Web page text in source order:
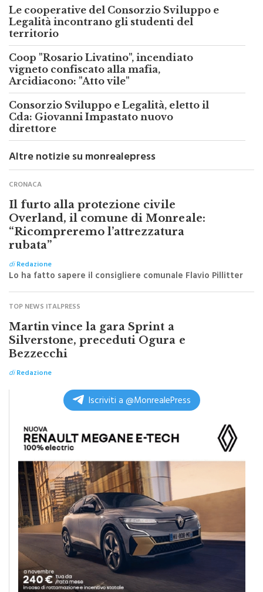
Le cooperative del Consorzio Sviluppo e
Legalità incontrano gli studenti del
territorio
Coop "Rosario Livatino", incendiato
vigneto confiscato alla mafia,
Arcidiacono: "Atto vile"
Consorzio Sviluppo e Legalità, eletto il
Cda: Giovanni Impastato nuovo
direttore
Altre notizie su monrealepress
CRONACA
Il furto alla protezione civile
Overland, il comune di Monreale:
“Ricompreremo l’attrezzatura
rubata”
diRedazione
Lo ha fatto sapere il consigliere comunale Flavio Pillitter
TOP NEWS ITALPRESS
Martin vince la gara Sprint a
Silverstone, preceduti Ogura e
Bezzecchi
diRedazione
Iscriviti a @MonrealePress